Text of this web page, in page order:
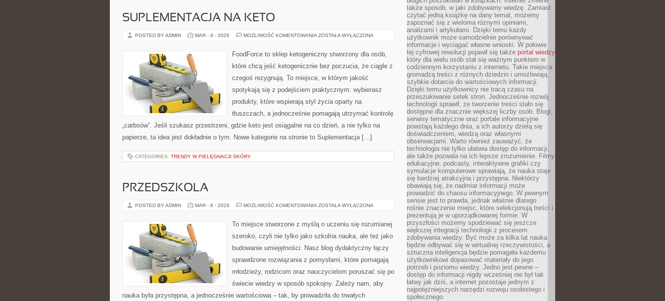
SUPLEMENTACJA NA KETO
POSTED BY ADMIN MAR - 9 - 2026 MOŻLIWOŚĆ KOMENTOWANIA SUPLEMENTACJA
ZOSTAŁA WYŁĄCZONA
FoodForce to sklep ketogeniczny stworzony dla osób,
które chcą jeść ketogenicznie bez poczucia, że ciągle z
czegoś rezygnują. To miejsce, w którym jakość
spotykają się z podejściem praktycznym: wybierasz
produkty, które wspierają styl życia oparty na
tłuszczach, a jednocześnie pomagają utrzymać kontrolę
„carbsów”. Jeśli szukasz przestrzeni, gdzie keto jest osiągalne na co dzień, a nie tylko na
papierze, ta idea jest dokładnie o tym. Nowe kategorie na stronie to Suplementacja […]
CATEGORIES: TRENDY W PIELĘGNACJI SKÓRY
PRZEDSZKOLA
POSTED BY ADMIN MAR - 8 - 2026 MOŻLIWOŚĆ KOMENTOWANIA PRZEDSZKOLA
ZOSTAŁA WYŁĄCZONA
To miejsce stworzone z myślą o uczeniu się rozumianej
szeroko, czyli nie tylko jako szkolna nauka, ale też jako
budowanie umiejętności. Nasz blog dydaktyczny łączy
sprawdzone rozwiązania z pomysłami, które pomagają
młodzieży, rodzicom oraz nauczycielom poruszać się po
świecie wiedzy w sposób spokojny. Zależy nam, aby
nauka była przystępna, a jednocześnie wartościowa – tak, by prowadziła do trwałych
także sposób, w jaki zdobywamy wiedzę. Zamiast
czytać jedną książkę na dany temat, możemy
zapoznać się z wieloma różnymi opiniami,
analizami i artykułami. Dzięki temu każdy
użytkownik może samodzielnie porównywać
informacje i wyciągać własne wnioski. W połowie
tej cyfrowej rewolucji pojawił się także portal wiedzy
który dla wielu osób stał się ważnym punktem w
codziennym korzystaniu z internetu. Takie miejsca
gromadzą treści z różnych dziedzin i umożliwiają
szybkie dotarcie do wartościowych informacji.
Dzięki temu użytkownicy nie tracą czasu na
przeszukiwanie setek stron. Jednocześnie rozwój
technologii sprawił, że tworzenie treści stało się
dostępne dla znacznie większej liczby osób. Blogi,
serwisy tematyczne oraz portale informacyjne
powstają każdego dnia, a ich autorzy dzielą się
doświadczeniem, wiedzą oraz własnymi
obserwacjami. Warto również zauważyć, że
technologia nie tylko ułatwia dostęp do informacji,
ale także pozwala na ich lepsze zrozumienie. Filmy
edukacyjne, podcasty, interaktywne grafiki czy
symulacje komputerowe sprawiają, że nauka staje
się bardziej atrakcyjna i przystępna. Niektórzy
obawiają się, że nadmiar informacji może
prowadzić do chaosu informacyjnego. W pewnym
sensie jest to prawda, jednak właśnie dlatego
rośnie znaczenie miejsc, które selekcjonują treści i
prezentują je w uporządkowanej formie. W
przyszłości możemy spodziewać się jeszcze
większej integracji technologii z procesem
zdobywania wiedzy. Być może za kilka lat nauka
będzie odbywać się w wirtualnej rzeczywistości, a
sztuczna inteligencja będzie pomagała każdemu
użytkownikowi dopasować materiały do jego
potrzeb i poziomu wiedzy. Jedno jest pewne –
dostęp do informacji nigdy wcześniej nie był tak
łatwy jak dziś, a internet pozostaje jednym z
najpotężniejszych narzędzi rozwoju osobistego i
społecznego.